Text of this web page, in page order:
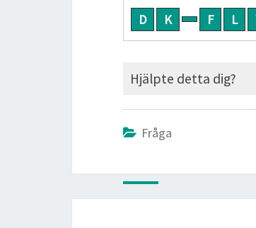
D K F L
Hjälpte detta dig?
Fråga